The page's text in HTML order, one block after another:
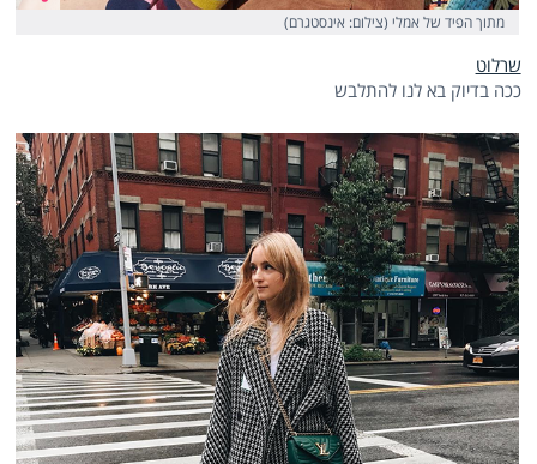
מתוך הפיד של אמלי (צילום: אינסטגרם)
שרלוט
ככה בדיוק בא לנו להתלבש